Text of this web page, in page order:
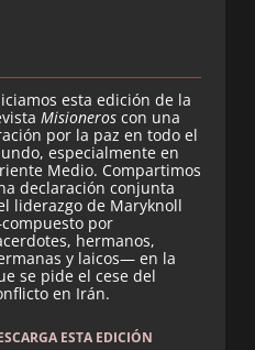
esta edición de la
Misioneros con una
por la paz en todo el
especialmente en
Medio. Compartimos
declaración conjunta
liderazgo de Maryknoll
por
hermanos,
y laicos— en la
se pide el cese del
en Irán.
ESTA EDICIÓN